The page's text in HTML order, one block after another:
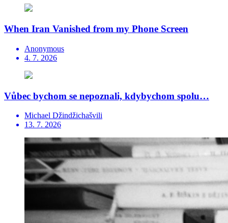
When Iran Vanished from my Phone Screen
Anonymous
4. 7. 2026
Vůbec bychom se nepoznali, kdybychom spolu…
Michael Džindžichašvili
13. 7. 2026